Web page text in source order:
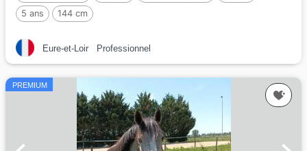
5 ans
144 cm
Eure-et-Loir Professionnel
PREMIUM